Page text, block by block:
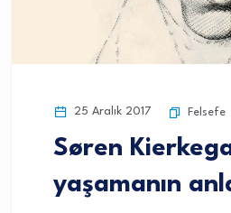
25 Aralık 2017 Felsefe
Søren
yaşamanın